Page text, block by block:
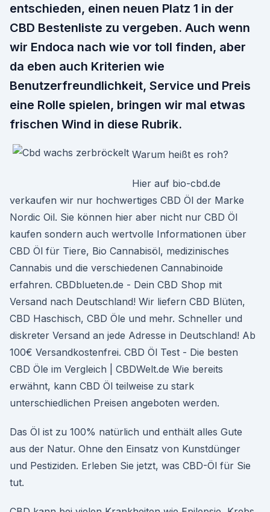
entschieden, einen neuen Platz 1 in der
CBD Bestenliste zu vergeben. Auch wenn
wir Endoca nach wie vor toll finden, aber
da eben auch Kriterien wie
Benutzerfreundlichkeit, Service und Preis
eine Rolle spielen, bringen wir mal etwas
frischen Wind in diese Rubrik.
Warum heißt es roh?
Hier auf bio-cbd.de
verkaufen wir nur hochwertiges CBD Öl der Marke
Nordic Oil. Sie können hier aber nicht nur CBD Öl
kaufen sondern auch wertvolle Informationen über
CBD Öl für Tiere, Bio Cannabisöl, medizinisches
Cannabis und die verschiedenen Cannabinoide
erfahren. CBDblueten.de - Dein CBD Shop mit
Versand nach Deutschland! Wir liefern CBD Blüten,
CBD Haschisch, CBD Öle und mehr. Schneller und
diskreter Versand an jede Adresse in Deutschland! Ab
100€ Versandkostenfrei. CBD Öl Test - Die besten
CBD Öle im Vergleich | CBDWelt.de Wie bereits
erwähnt, kann CBD Öl teilweise zu stark
unterschiedlichen Preisen angeboten werden.
Das Öl ist zu 100% natürlich und enthält alles Gute
aus der Natur. Ohne den Einsatz von Kunstdünger
und Pestiziden. Erleben Sie jetzt, was CBD-Öl für Sie
tut.